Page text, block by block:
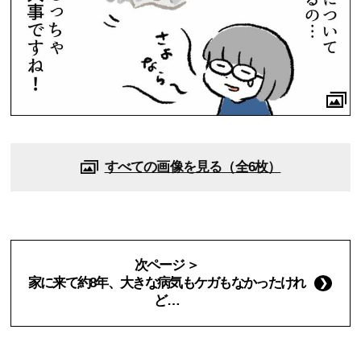
すべての画像を見る（全6枚）
次ページ ＞
家に来て約8年、大きな病気もケガもなかったけれ
ど…